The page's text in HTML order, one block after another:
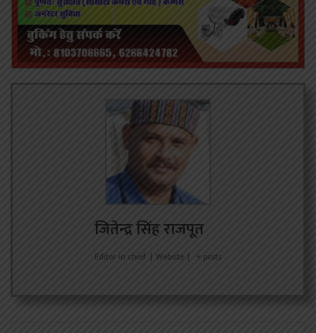
जितेन्द्र सिंह राजपूत
Editor in chief | Website | + posts